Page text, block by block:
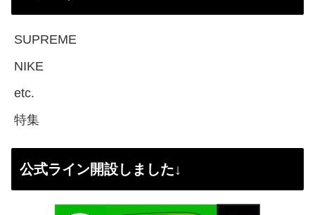
SUPREME
NIKE
etc.
特集
公式ライン開設しました↓